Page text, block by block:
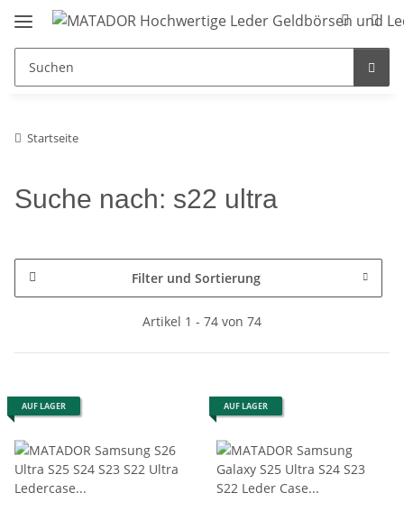
Startseite
Suche nach: s22 ultra
Filter und Sortierung
Artikel 1 - 74 von 74
AUF LAGER AUF LAGER